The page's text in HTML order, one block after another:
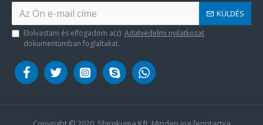
KÜLDÉS
Elolvastam és elfogadom a(z) Adatvédelmi nyilatkozat
dokumentumban foglaltakat.